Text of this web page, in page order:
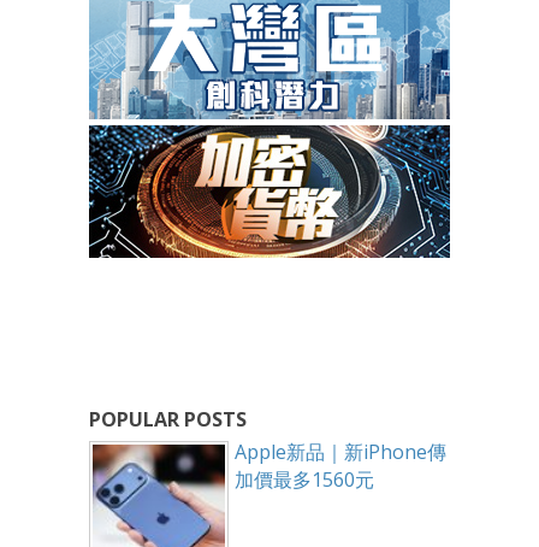
POPULAR POSTS
Apple新品｜新iPhone傳
加價最多1560元